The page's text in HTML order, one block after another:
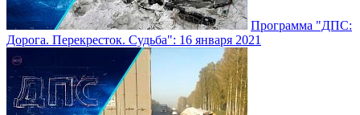
Программа "ДПС:
Дорога. Перекресток. Судьба": 16 января 2021